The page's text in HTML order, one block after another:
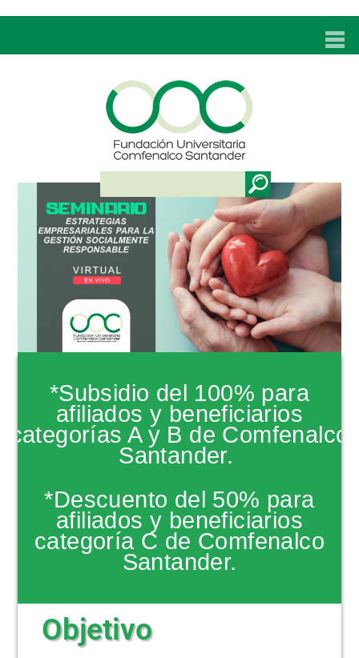
UNC
ADMISIONES
PROGRAMAS
TÉCNICOS LABORALES
BIENESTAR
BIBLIOTECA
INVESTIGACIONES
EDUCACIÓN CONTINUA
NOTICIAS
*Subsidio del 100% para
afiliados y beneficiarios
categorías A y B de Comfenalco
Santander.
*Descuento del 50% para
afiliados y beneficiarios
categoría C de Comfenalco
Santander.
Objetivo